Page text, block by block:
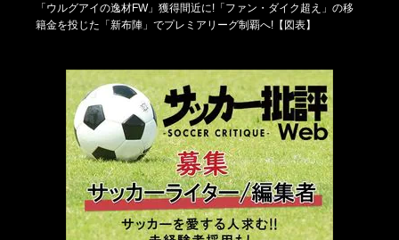
「ウルグアイの逸材FW」獲得間近に!「ファン・ダイク超え」の移
籍金を投じた「新布陣」でプレミアリーグ制覇へ!【図表】